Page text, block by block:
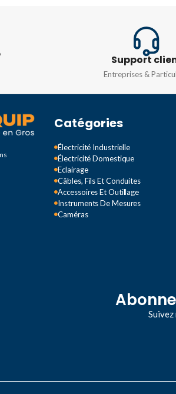
50/60HZ
Support
Entreprises &
Catégories
Électricité Industrielle
Électricité Domestique
Eclairage
Câbles, Fils Et Conduites
Accessoires Et Outillage
Instruments De Mesures
Caméras